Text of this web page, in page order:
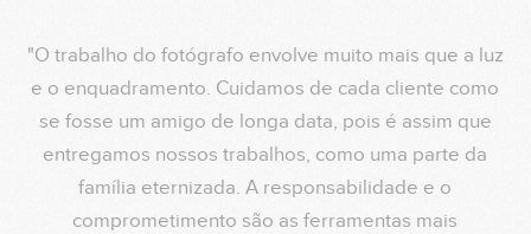
"O trabalho do fotógrafo envolve muito mais que a luz
e o enquadramento. Cuidamos de cada cliente como
se fosse um amigo de longa data, pois é assim que
entregamos nossos trabalhos, como uma parte da
família eternizada. A responsabilidade e o
comprometimento são as ferramentas mais